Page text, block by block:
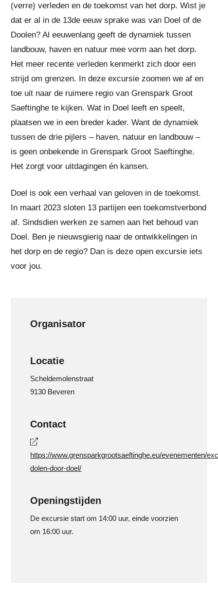
(verre) verleden en de toekomst van het dorp. Wist je
dat er al in de 13de eeuw sprake was van Doel of de
Doolen? Al eeuwenlang geeft de dynamiek tussen
landbouw, haven en natuur mee vorm aan het dorp.
Het meer recente verleden kenmerkt zich door een
strijd om grenzen. In deze excursie zoomen we af en
toe uit naar de ruimere regio van Grenspark Groot
Saeftinghe te kijken. Wat in Doel leeft en speelt,
plaatsen we in een breder kader. Want de dynamiek
tussen de drie pijlers – haven, natuur en landbouw –
is geen onbekende in Grenspark Groot Saeftinghe.
Het zorgt voor uitdagingen én kansen.
Doel is ook een verhaal van geloven in de toekomst.
In maart 2023 sloten 13 partijen een toekomstverbond
af. Sindsdien werken ze samen aan het behoud van
Doel. Ben je nieuwsgierig naar de ontwikkelingen in
het dorp en de regio? Dan is deze open excursie iets
voor jou.
Organisator
Locatie
Scheldemolenstraat
9130 Beveren
Contact
https://www.grensparkgrootsaeftinghe.eu/evenementen/
dolen-door-doel/
Openingstijden
De excursie start om 14:00 uur, einde voorzien
om 16:00 uur.